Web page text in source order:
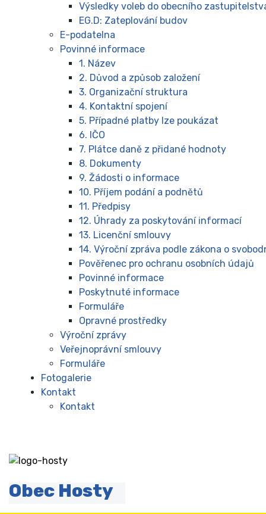
Výsledky voleb do obecního
EG.D: Zateplování budov
E-podatelna
Povinné informace
1. Název
2. Důvod a způsob založení
3. Organizační struktura
4. Kontaktní spojení
5. Případné platby lze poukázat
6. IČO
7. Plátce daně z přidané hodnoty
8. Dokumenty
9. Žádosti o informace
10. Příjem podání a podnětů
11. Předpisy
12. Úhrady za poskytování informací
13. Licenční smlouvy
14. Výroční zpráva podle zákona o
Pověřenec pro ochranu osobních údajů
Povinné informace
Poskytnuté informace
Formuláře
Opravné prostředky
Výroční zprávy
Veřejnoprávní smlouvy
Formuláře
Fotogalerie
Kontakt
Kontakt
Obec Hosty